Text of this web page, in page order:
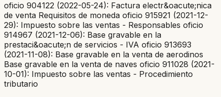
oficio 904122 (2022-05-24): Factura electr&oacute;nica
de venta Requisitos de moneda oficio 915921 (2021-12-
29): Impuesto sobre las ventas - Responsables oficio
914967 (2021-12-06): Base gravable en la
prestaci&oacute;n de servicios - IVA oficio 913693
(2021-11-08): Base gravable en la venta de aerodinos
Base gravable en la venta de naves oficio 911028 (2021-
10-01): Impuesto sobre las ventas - Procedimiento
tributario